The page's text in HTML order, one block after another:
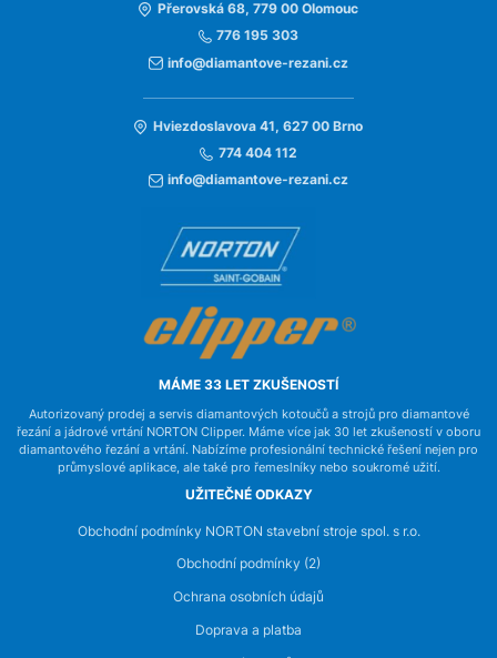
Přerovská 68, 779 00 Olomouc
776 195 303
info@diamantove-rezani.cz
Hviezdoslavova 41, 627 00 Brno
774 404 112
info@diamantove-rezani.cz
MÁME 33 LET ZKUŠENOSTÍ
Autorizovaný prodej a servis diamantových kotoučů a strojů pro diamantové
řezání a jádrové vrtání NORTON Clipper. Máme více jak 30 let zkušeností v oboru
diamantového řezání a vrtání. Nabízíme profesionální technické řešení nejen pro
průmyslové aplikace, ale také pro řemeslníky nebo soukromé užití.
UŽITEČNÉ ODKAZY
Obchodní podmínky NORTON stavební stroje spol. s r.o.
Obchodní podmínky (2)
Ochrana osobních údajů
Doprava a platba